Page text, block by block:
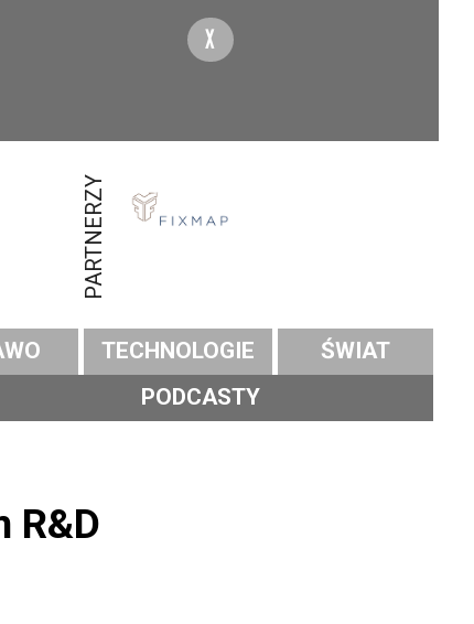
X
PARTNERZY
TECHNOLOGIE
ŚWIAT
PODCASTY
R&D